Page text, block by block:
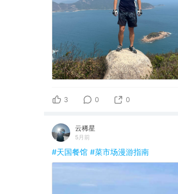
3 0 0
云稀星
5月前
#天国餐馆 #菜市场漫游指南